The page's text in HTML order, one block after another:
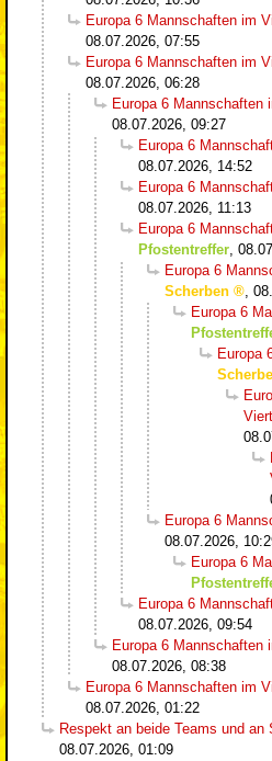
Europa 6 Mannschaften im
08.07.2026, 07:55
Europa 6 Mannschaften im
08.07.2026, 06:28
Europa 6 Mannschaften
08.07.2026, 09:27
Europa 6
08.07.2026, 14:52
Europa 6
08.07.2026, 11:13
Europa 6
Pfostentreffer,
Europa 6
Scherben
,
Europa 6
Europa
Europa 6
08.07.2026,
Europa 6
Europa 6
08.07.2026, 09:54
Europa 6 Mannschaften
08.07.2026, 08:38
Europa 6 Mannschaften im
08.07.2026, 01:22
Respekt an beide Teams und an
08.07.2026, 01:09